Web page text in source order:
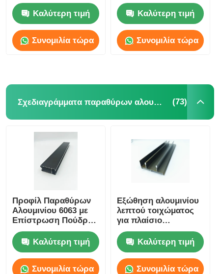
Πούδρας για
Σιδηρόδρομους
Κουρτινών
Καλύτερη τιμή
Συνομιλία τώρα
γυάλινο διαχωριστικό
Προφίλ Αλουμινίου
OEM ODM
Καλύτερη τιμή
Συνομιλία τώρα
Σχεδιαγράμματα παραθύρων αλουμινίου (73)
Προφίλ Παραθύρων
Αλουμινίου 6063 με
Επίστρωση Πούδρας
/ Κατασκευαστής
Προφίλ Αλουμινίου
Ανοδίωσης
Καλύτερη τιμή
Συνομιλία τώρα
Εξώθηση αλουμινίου
λεπτού τοιχώματος
για πλαίσιο
παραθύρων και
θυρών 6005 T5
Καλύτερη τιμή
Συνομιλία τώρα